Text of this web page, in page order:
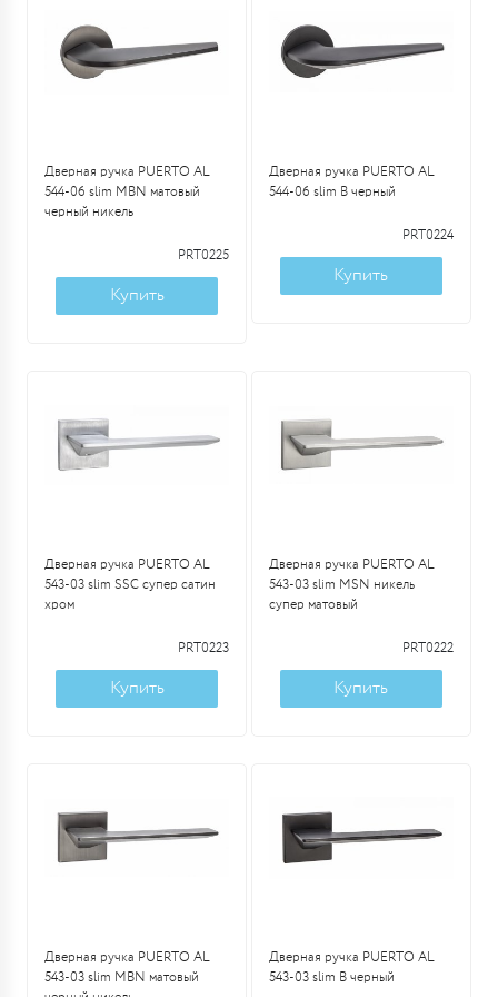
Дверная ручка PUERTO AL
544-06 slim MBN матовый
черный никель
PRT0225
Купить
Дверная ручка PUERTO AL
544-06 slim B черный
PRT0224
Купить
Дверная ручка PUERTO AL
543-03 slim SSC супер сатин
хром
PRT0223
Купить
Дверная ручка PUERTO AL
543-03 slim MSN никель
супер матовый
PRT0222
Купить
Дверная ручка PUERTO AL
543-03 slim MBN матовый
Дверная ручка PUERTO AL
543-03 slim B черный